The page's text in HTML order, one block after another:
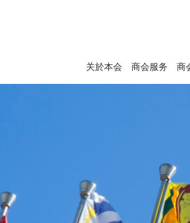
关於本会 商会服务 商